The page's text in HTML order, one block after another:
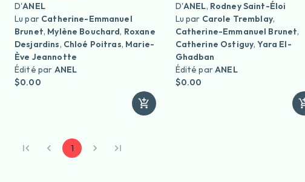
D'ANEL
Lu par Catherine-Emmanuel
Brunet, Mylène Bouchard, Roxane
Desjardins, Chloé Poitras, Marie-
Ève Jeannotte
Édité par ANEL
$0.00
D'ANEL, Rodney Saint-Éloi
Lu par Carole Tremblay,
Catherine-Emmanuel Brunet,
Catherine Ostiguy,Yara El-
Ghadban
Édité parANEL
$0.00
1